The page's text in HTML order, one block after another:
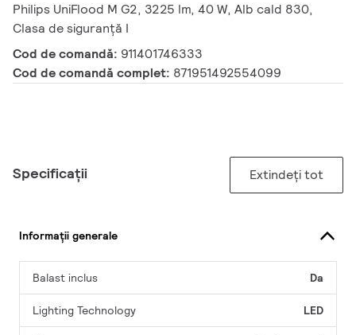
Philips UniFlood M G2, 3225 lm, 40 W, Alb cald 830,
Clasa de siguranță I
Cod de comandă: 911401746333
Cod de comandă complet: 871951492554099
Specificații Extindeți tot
Informații generale
Balast inclus Da
Lighting Technology LED